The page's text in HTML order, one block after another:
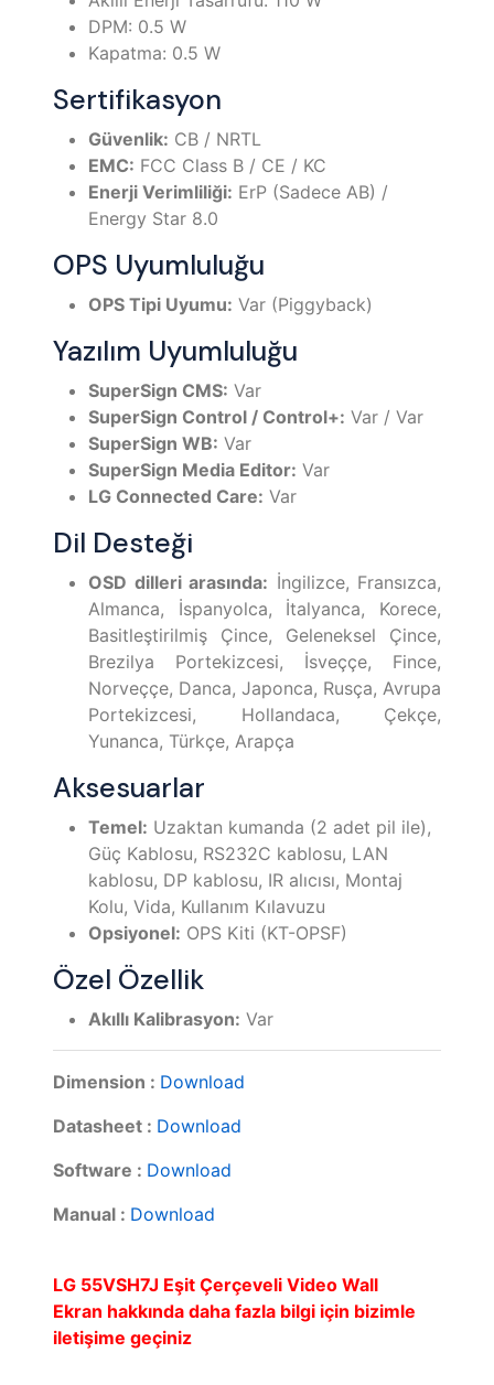
DPM: 0.5 W
Kapatma: 0.5 W
Sertifikasyon
Güvenlik: CB / NRTL
EMC: FCC Class B / CE / KC
Enerji Verimliliği: ErP (Sadece AB) /
Energy Star 8.0
OPS Uyumluluğu
OPS Tipi Uyumu: Var (Piggyback)
Yazılım Uyumluluğu
SuperSign CMS: Var
SuperSign Control / Control+: Var / Var
SuperSign WB: Var
SuperSign Media Editor: Var
LG Connected Care: Var
Dil Desteği
OSD dilleri arasında: İngilizce, Fransızca,
Almanca, İspanyolca, İtalyanca, Korece,
Basitleştirilmiş Çince, Geleneksel Çince,
Brezilya Portekizcesi, İsveççe, Fince,
Norveççe, Danca, Japonca, Rusça, Avrupa
Portekizcesi, Hollandaca, Çekçe,
Yunanca, Türkçe, Arapça
Aksesuarlar
Temel: Uzaktan kumanda (2 adet pil ile),
Güç Kablosu, RS232C kablosu, LAN
kablosu, DP kablosu, IR alıcısı, Montaj
Kolu, Vida, Kullanım Kılavuzu
Opsiyonel: OPS Kiti (KT-OPSF)
Özel Özellik
Akıllı Kalibrasyon: Var
Dimension : Download
Datasheet : Download
Software : Download
Manual : Download
LG 55VSH7J Eşit Çerçeveli Video Wall
Ekran hakkında daha fazla bilgi için bizimle
iletişime geçiniz